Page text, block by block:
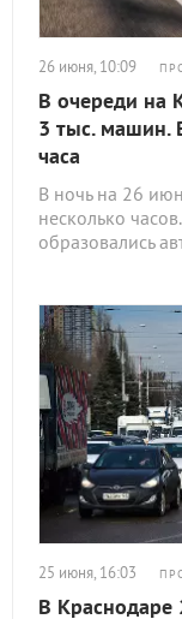
26 июня, 10:09
В очереди на
3 тыс. машин.
часа
В ночь на 26
несколько
образовались
25 июня, 16:03
В Краснодаре